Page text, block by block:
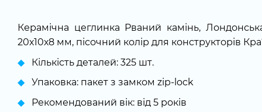
Керамічна цеглинка Рваний камінь,
20х10х8 мм, пісочний колір для конструкторів
Кількість деталей: 325 шт.
Упаковка: пакет з замком zip-lock
Рекомендований вік: від 5 років